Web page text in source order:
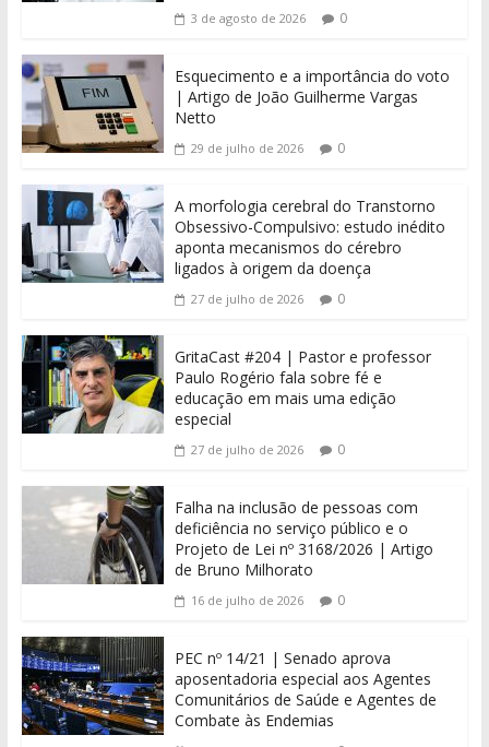
3 de agosto de 2026 0
Esquecimento e a importância do voto
| Artigo de João Guilherme Vargas
Netto
29 de julho de 2026 0
A morfologia cerebral do Transtorno
Obsessivo-Compulsivo: estudo inédito
aponta mecanismos do cérebro
ligados à origem da doença
27 de julho de 2026 0
GritaCast #204 | Pastor e professor
Paulo Rogério fala sobre fé e
educação em mais uma edição
especial
27 de julho de 2026 0
Falha na inclusão de pessoas com
deficiência no serviço público e o
Projeto de Lei nº 3168/2026 | Artigo
de Bruno Milhorato
16 de julho de 2026 0
PEC nº 14/21 | Senado aprova
aposentadoria especial aos Agentes
Comunitários de Saúde e Agentes de
Combate às Endemias